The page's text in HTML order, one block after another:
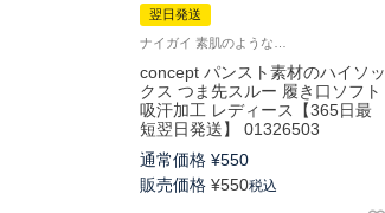
翌日発送
concept パンスト素材のハイソッ
クス つま先スルー 履き口ソフト
吸汗加工 レディース【365日最
短翌日発送】 01326503
通常価格 ¥550
販売価格 ¥550税込